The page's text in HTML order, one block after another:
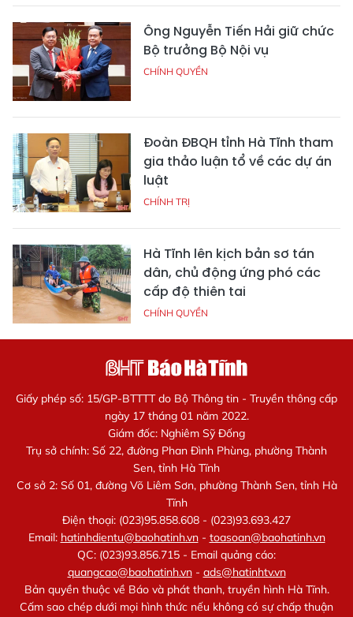
Ông Nguyễn Tiến Hải giữ chức
Bộ trưởng Bộ Nội vụ
CHÍNH QUYỀN
Đoàn ĐBQH tỉnh Hà Tĩnh tham
gia thảo luận tổ về các dự án
luật
CHÍNH TRỊ
Hà Tĩnh lên kịch bản sơ tán
dân, chủ động ứng phó các
cấp độ thiên tai
CHÍNH QUYỀN
Giấy phép số: 15/GP-BTTTT do Bộ Thông tin - Truyền thông cấp
ngày 17 tháng 01 năm 2022.
Giám đốc: Nghiêm Sỹ Đống
Trụ sở chính: Số 22, đường Phan Đình Phùng, phường Thành
Sen, tỉnh Hà Tĩnh
Cơ sở 2: Số 01, đường Võ Liêm Sơn, phường Thành Sen, tỉnh Hà
Tĩnh
Điện thoại: (023)95.858.608 - (023)93.693.427
Email: hatinhdientu@baohatinh.vn- toasoan@baohatinh.vn
QC: (023)93.856.715 - Email quảng cáo:
quangcao@baohatinh.vn- ads@hatinhtv.vn
Bản quyền thuộc về Báo và phát thanh, truyền hình Hà Tĩnh.
Cấm sao chép dưới mọi hình thức nếu không có sự chấp thuận